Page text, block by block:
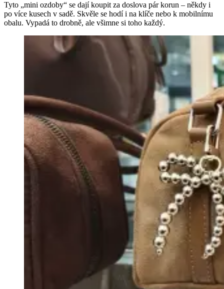
Tyto „mini ozdoby“ se dají koupit za doslova pár korun – někdy i
po více kusech v sadě. Skvěle se hodí i na klíče nebo k mobilnímu
obalu. Vypadá to drobně, ale všimne si toho každý.